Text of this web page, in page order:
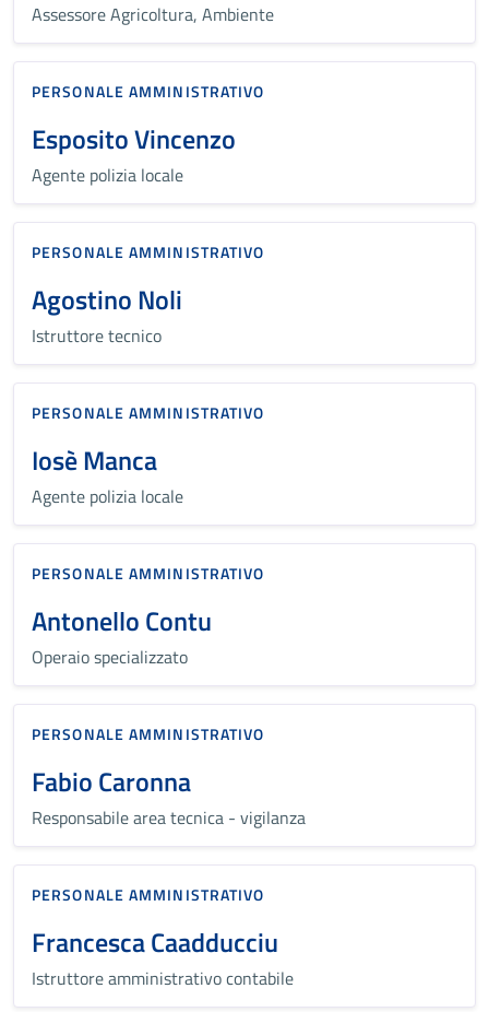
Assessore Agricoltura, Ambiente
PERSONALE AMMINISTRATIVO
Esposito Vincenzo
Agente polizia locale
PERSONALE AMMINISTRATIVO
Agostino Noli
Istruttore tecnico
PERSONALE AMMINISTRATIVO
Iosè Manca
Agente polizia locale
PERSONALE AMMINISTRATIVO
Antonello Contu
Operaio specializzato
PERSONALE AMMINISTRATIVO
Fabio Caronna
Responsabile area tecnica - vigilanza
PERSONALE AMMINISTRATIVO
Francesca Caadducciu
Istruttore amministrativo contabile